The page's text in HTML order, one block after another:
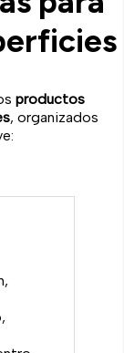
productos
, organizados